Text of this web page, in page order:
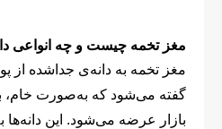
مغز تخمه چیست و چه انواعی
مغز تخمه به دانه‌ی جداشده از
گفته می‌شود که به‌صورت خام،
بازار عرضه می‌شود. این